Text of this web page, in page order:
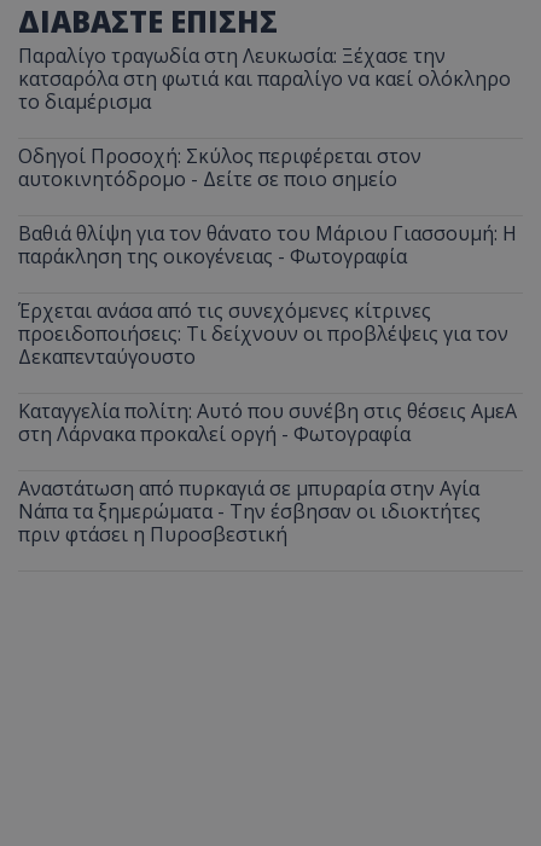
ΔΙΑΒΑΣΤΕ ΕΠΙΣΗΣ
Παραλίγο τραγωδία στη Λευκωσία: Ξέχασε την
κατσαρόλα στη φωτιά και παραλίγο να καεί ολόκληρο
το διαμέρισμα
Οδηγοί Προσοχή: Σκύλος περιφέρεται στον
αυτοκινητόδρομο - Δείτε σε ποιο σημείο
Βαθιά θλίψη για τον θάνατο του Μάριου Γιασσουμή: Η
παράκληση της οικογένειας - Φωτογραφία
Έρχεται ανάσα από τις συνεχόμενες κίτρινες
προειδοποιήσεις: Τι δείχνουν οι προβλέψεις για τον
Δεκαπενταύγουστο
Καταγγελία πολίτη: Αυτό που συνέβη στις θέσεις ΑμεΑ
στη Λάρνακα προκαλεί οργή - Φωτογραφία
Αναστάτωση από πυρκαγιά σε μπυραρία στην Αγία
Νάπα τα ξημερώματα - Την έσβησαν οι ιδιοκτήτες
πριν φτάσει η Πυροσβεστική